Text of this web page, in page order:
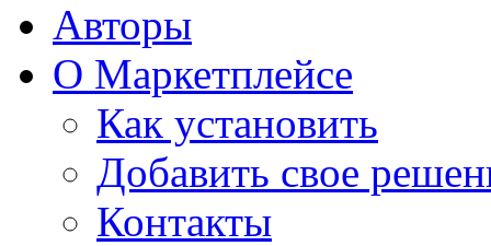
Авторы
О Маркетплейсе
Как установить
Добавить свое
Контакты